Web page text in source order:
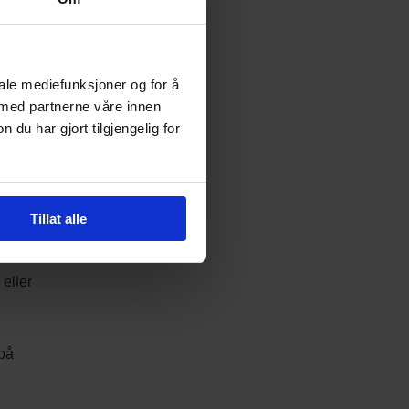
mediefunksjoner og for å
partnerne våre innen
du har gjort tilgjengelig for
Tillat alle
ca
eller